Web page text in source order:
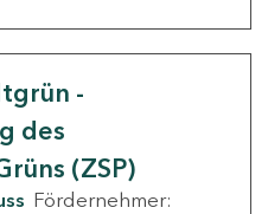
-
des
(ZSP)
Fördernehmer: